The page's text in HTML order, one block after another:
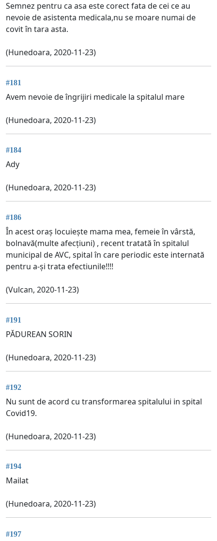
Semnez pentru ca asa este corect fata de cei ce au
nevoie de asistenta medicala,nu se moare numai de
covit în tara asta.
(Hunedoara, 2020-11-23)
#181
Avem nevoie de îngrijiri medicale la spitalul mare
(Hunedoara, 2020-11-23)
#184
Ady
(Hunedoara, 2020-11-23)
#186
În acest oraș locuiește mama mea, femeie în vârstă,
bolnavă(multe afecțiuni) , recent tratată în spitalul
municipal de AVC, spital în care periodic este internată
pentru a-și trata efectiunile!!!!
(Vulcan, 2020-11-23)
#191
PĂDUREAN SORIN
(Hunedoara, 2020-11-23)
#192
Nu sunt de acord cu transformarea spitalului in spital
Covid19.
(Hunedoara, 2020-11-23)
#194
Mailat
(Hunedoara, 2020-11-23)
#197